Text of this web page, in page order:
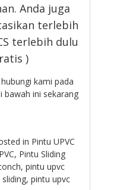
Anda juga
terlebih
terlebih dulu
)
kami pada
bawah ini sekarang
in Pintu UPVC
, Pintu Sliding
,pintu upvc
,pintu upvc